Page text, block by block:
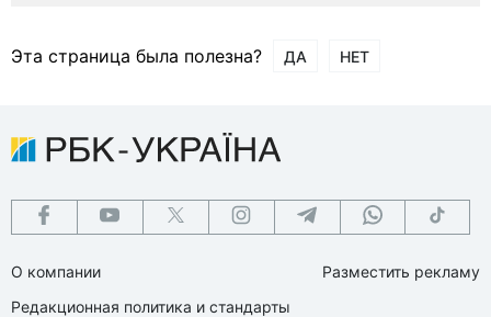
Эта страница была полезна? ДА НЕТ
О компании
Редакционная политика и стандарты
Разместить рекламу